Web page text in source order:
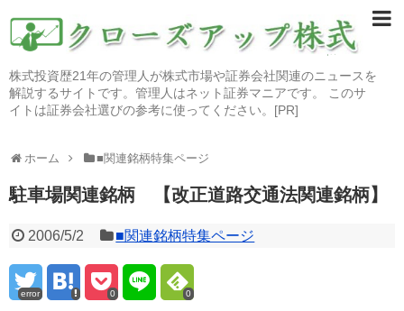
株式投資歴21年の管理人が株式市場や証券会社関連のニュースを
解説するサイトです。管理人はネット証券マニアです。 このサ
イトは証券会社選びの参考に使ってください。[PR]
ホーム ■関連銘柄特集ページ
駐車場関連銘柄 【改正道路交通法関連銘柄】
2006/5/2 ■関連銘柄特集ページ
error 0 0